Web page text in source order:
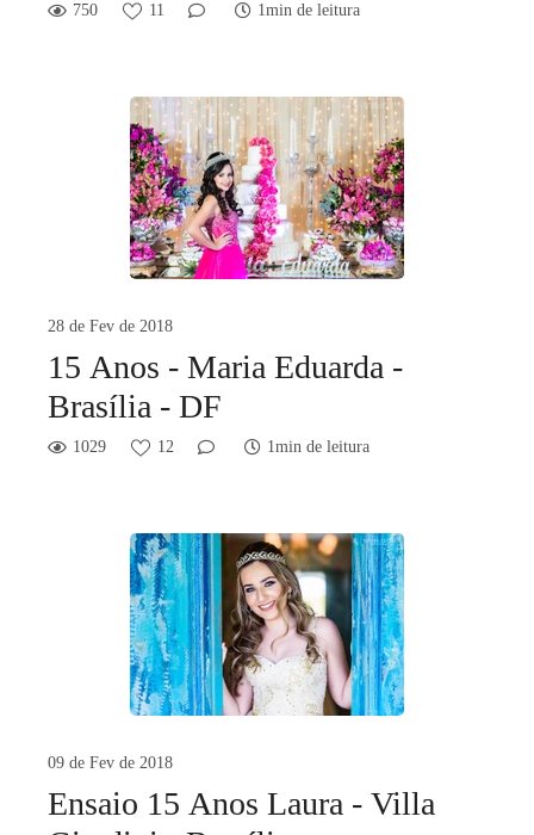
750 11 1min de leitura
28 de Fev de 2018
15 Anos - Maria Eduarda -
Brasília - DF
1029 12 1min de leitura
09 de Fev de 2018
Ensaio 15 Anos Laura - Villa